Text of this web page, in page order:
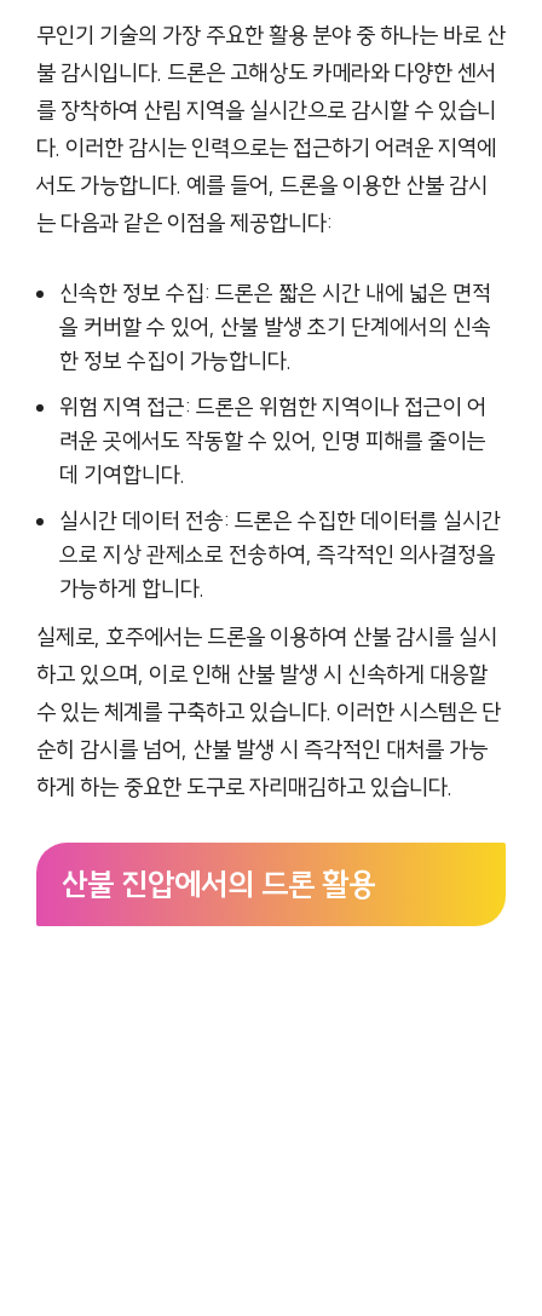
무인기 기술의 가장 주요한 활용 분야 중 하나는 바로 산
불 감시입니다. 드론은 고해상도 카메라와 다양한 센서
를 장착하여 산림 지역을 실시간으로 감시할 수 있습니
다. 이러한 감시는 인력으로는 접근하기 어려운 지역에
서도 가능합니다. 예를 들어, 드론을 이용한 산불 감시
는 다음과 같은 이점을 제공합니다:
신속한 정보 수집: 드론은 짧은 시간 내에 넓은 면적
을 커버할 수 있어, 산불 발생 초기 단계에서의 신속
한 정보 수집이 가능합니다.
위험 지역 접근: 드론은 위험한 지역이나 접근이 어
려운 곳에서도 작동할 수 있어, 인명 피해를 줄이는
데 기여합니다.
실시간 데이터 전송: 드론은 수집한 데이터를 실시간
으로 지상 관제소로 전송하여, 즉각적인 의사결정을
가능하게 합니다.
실제로, 호주에서는 드론을 이용하여 산불 감시를 실시
하고 있으며, 이로 인해 산불 발생 시 신속하게 대응할
수 있는 체계를 구축하고 있습니다. 이러한 시스템은 단
순히 감시를 넘어, 산불 발생 시 즉각적인 대처를 가능
하게 하는 중요한 도구로 자리매김하고 있습니다.
산불 진압에서의 드론 활용